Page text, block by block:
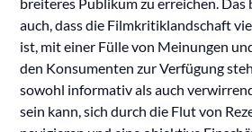
auch, dass die Filmkritiklandschaft
ist, mit einer Fülle von Meinungen
den Konsumenten zur Verfügung
sowohl informativ als auch
sein kann, sich durch die Flut von